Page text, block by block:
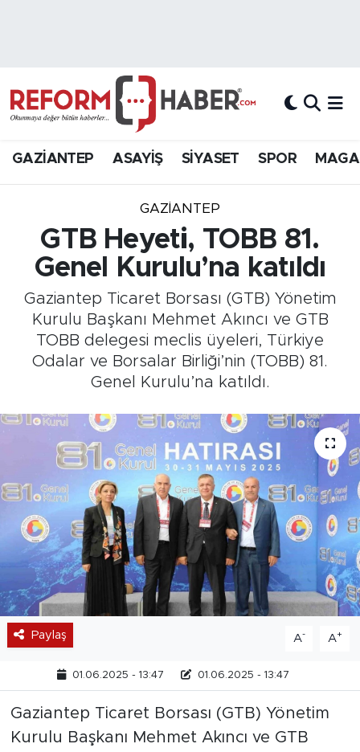
GAZİANTEP ASAYİŞ SİYASET SPOR
GAZIANTEP
GTB Heyeti, TOBB 81.
Genel Kurulu’na katıldı
Gaziantep Ticaret Borsası (GTB) Yönetim
Kurulu Başkanı Mehmet Akıncı ve GTB
TOBB delegesi meclis üyeleri, Türkiye
Odalar ve Borsalar Birliği’nin (TOBB) 81.
Genel Kurulu’na katıldı.
Paylaş A- A+
01.06.2025 - 13:47 01.06.2025 - 13:47
Gaziantep Ticaret Borsası (GTB) Yönetim
Kurulu Başkanı Mehmet Akıncı ve GTB
Hava Durumu
Süper Lig Puan Durumu ve Fikstür
Son Dakika Haberleri
Haber Arşivi